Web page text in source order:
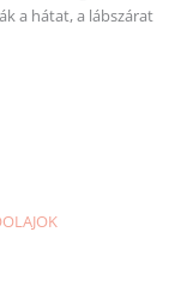
a hátat, a lábszárat